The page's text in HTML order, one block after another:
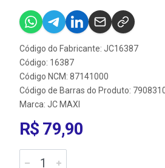
Código do Fabricante: JC16387
Código: 16387
Código NCM: 87141000
Código de Barras do Produto:
Marca: JC MAXI
R$ 79,90